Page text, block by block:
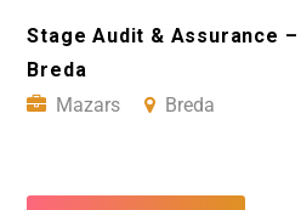
Stage Audit & Assurance
Breda
Mazars
Breda